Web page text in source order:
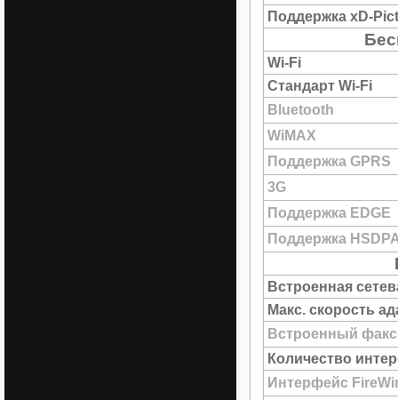
Поддержка xD-
Wi-Fi
Стандарт Wi-Fi
Bluetooth
WiMAX
Поддержка GPRS
3G
Поддержка EDGE
Поддержка
Встроенная
Макс. скорость
Встроенный
Количество
Интерфейс